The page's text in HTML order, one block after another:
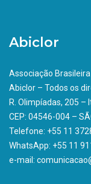
Abiclor
Associação
Abiclor – Todos os
R. Olimpíadas, 205 –
CEP: 04546-004 –
Telefone: +55 11
WhatsApp: +55 11
e-mail: